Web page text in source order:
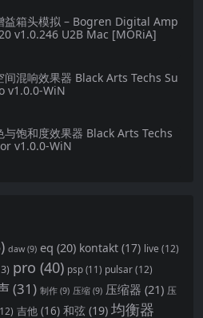
益箱头模拟 – Bogren Digital Amp
v1.0.246 U2B Mac [MORiA]
间混响效果器 Black Arts Techs Su
v1.0.0-WiN
与饱和度效果器 Black Arts Techs
v1.0.0-WiN
daw (9) eq (20) kontakt (17) live (12)
pro (40) psp (11) pulsar(12)
(31) 制作 (9) 压缩 (9) 压缩器 (21) 压
吉他 (16) 和弦 (19) 均衡器